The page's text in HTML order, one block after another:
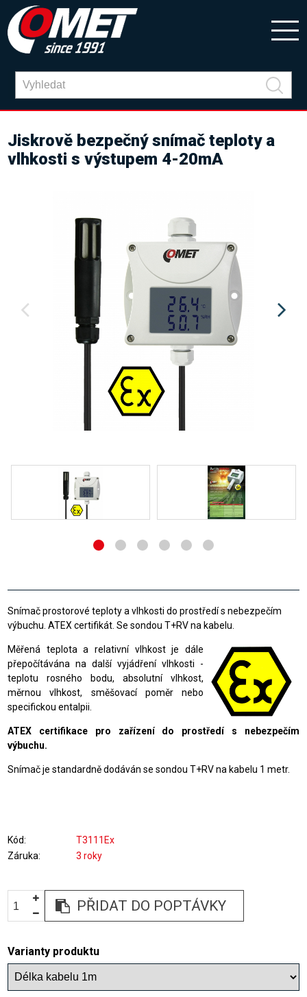
Jiskrově bezpečný snímač teploty a
vlhkosti s výstupem 4-20mA
Snímač prostorové teploty a vlhkosti do prostředí s nebezpečím
výbuchu. ATEX certifikát. Se sondou T+RV na kabelu.
Měřená teplota a relativní vlhkost je dále
přepočítávána na další vyjádření vlhkosti -
teplotu rosného bodu, absolutní vlhkost,
měrnou vlhkost, směšovací poměr nebo
specifickou entalpii.
ATEX certifikace pro zařízení do prostředí s nebezpečím
výbuchu.
Snímač je standardně dodáván se sondou T+RV na kabelu 1 metr.
Kód
T3111Ex
Záruka
3 roky
PŘIDAT DO POPTÁVKY
Varianty produktu